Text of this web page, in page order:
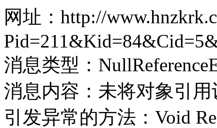
网址：http://
消息类型：
消息内容：未将对象引
引发异常的方法：Void